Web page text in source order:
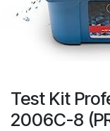
Test Kit
2006C-8